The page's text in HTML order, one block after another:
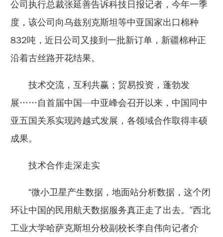
公司执行总裁张延善告诉科技日报记者，今年一季
度，该公司向乌兹别克斯坦等中亚国家出口棉种
832吨，近日公司又接到一批新订单，新疆棉种正
沿着古丝路开花结果。
技术交流，互利共赢；贸易投资，蓬勃发
展……自首届中国—中亚峰会召开以来，中国同中
亚五国关系实现跨越式发展，各领域合作取得丰硕
成果。
技术合作走深走实
“微小卫星产生数据，地面站分析数据，这个闭
环让中国的民用航天数据服务真正走了出去。”西北
工业大学哈萨克斯坦分校副校长李自伟向记者介